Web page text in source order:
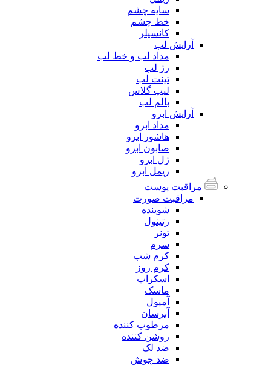
سایه چشم
خط چشم
کانسیلر
آرایش لب
مداد لب و خط لب
رژ لب
تینت لب
لیپ گلاس
بالم لب
آرایش ابرو
مداد ابرو
هاشور ابرو
صابون ابرو
ژل ابرو
ریمل ابرو
مراقبت پوست
مراقبت صورت
شوینده
رتینول
تونر
سرم
کرم شب
کرم روز
اسکراپ
ماسک
آمپول
آبرسان
مرطوب کننده
روشن کننده
ضد لک
ضد جوش